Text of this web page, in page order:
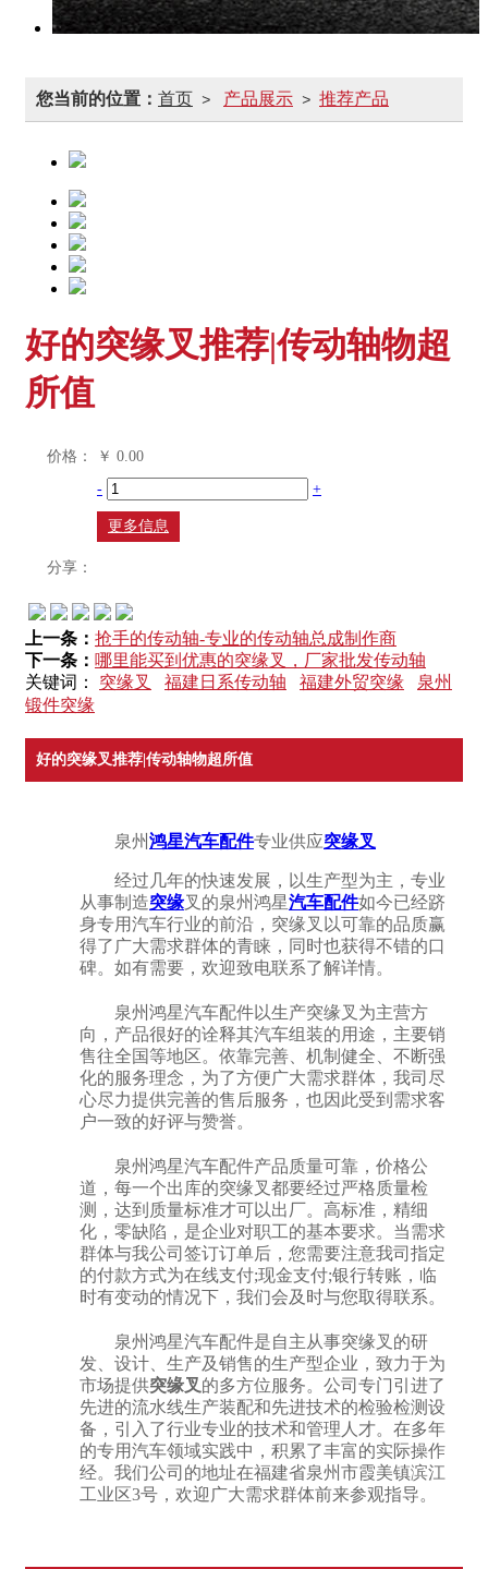
您当前的位置： 首页 > 产品展示 > 推荐产品
好的突缘叉推荐|传动轴物超
所值
价格： ￥ 0.00
-
+
更多信息
分享：
上一条： 抢手的传动轴-专业的传动轴总成制作商
下一条： 哪里能买到优惠的突缘叉，厂家批发传动轴
关键词： 突缘叉 福建日系传动轴 福建外贸突缘
泉州
锻件突缘
好的突缘叉推荐|传动轴物超所值
泉州鸿星汽车配件专业供应突缘叉
经过几年的快速发展，以生产型为主，专业
从事制造突缘叉的泉州鸿星汽车配件如今已经跻
身专用汽车行业的前沿，突缘叉以可靠的品质赢
得了广大需求群体的青睐，同时也获得不错的口
碑。如有需要，欢迎致电联系了解详情。
泉州鸿星汽车配件以生产突缘叉为主营方
向，产品很好的诠释其汽车组装的用途，主要销
售往全国等地区。依靠完善、机制健全、不断强
化的服务理念，为了方便广大需求群体，我司尽
心尽力提供完善的售后服务，也因此受到需求客
户一致的好评与赞誉。
泉州鸿星汽车配件产品质量可靠，价格公
道，每一个出库的突缘叉都要经过严格质量检
测，达到质量标准才可以出厂。高标准，精细
化，零缺陷，是企业对职工的基本要求。当需求
群体与我公司签订订单后，您需要注意我司指定
的付款方式为在线支付;现金支付;银行转账，临
时有变动的情况下，我们会及时与您取得联系。
泉州鸿星汽车配件是自主从事突缘叉的研
发、设计、生产及销售的生产型企业，致力于为
市场提供突缘叉 的多方位服务。公司专门引进了
先进的流水线生产装配和先进技术的检验检测设
备，引入了行业专业的技术和管理人才。在多年
的专用汽车领域实践中，积累了丰富的实际操作
经。我们公司的地址在福建省泉州市霞美镇滨江
工业区3号，欢迎广大需求群体前来参观指导。